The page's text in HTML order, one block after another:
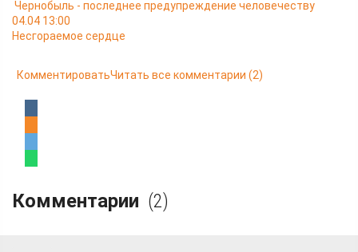
Чернобыль - последнее предупреждение человечеству
04.04 13:00
Несгораемое сердце
КомментироватьЧитать все комментарии (2)
Комментарии (2)